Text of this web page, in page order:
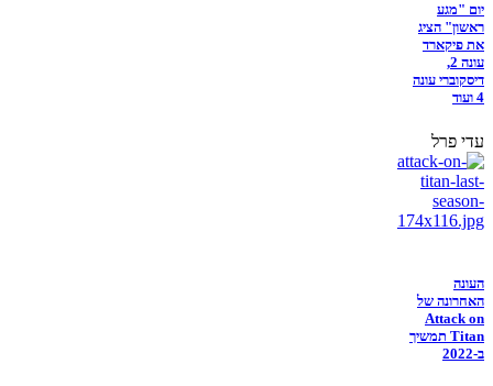
יום "מגע
ראשון" הציג
את פיקארד
עונה 2,
דיסקוברי עונה
4 ועוד
עדי פרל
העונה
האחרונה של
Attack on
Titan תמשיך
ב-2022